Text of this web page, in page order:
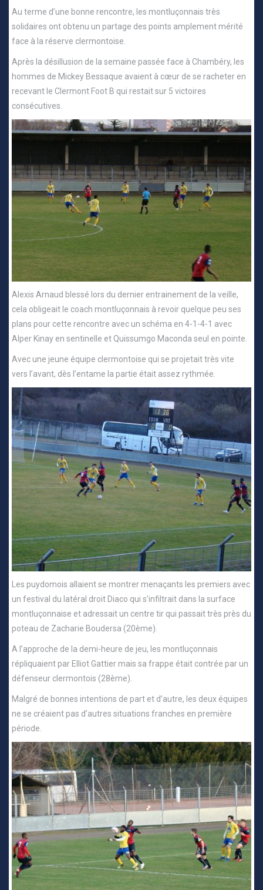
Au terme d’une bonne rencontre, les montluçonnais très
solidaires ont obtenu un partage des points amplement mérité
face à la réserve clermontoise.
Après la désillusion de la semaine passée face à Chambéry, les
hommes de Mickey Bessaque avaient à cœur de se racheter en
recevant le Clermont Foot B qui restait sur 5 victoires
consécutives.
Alexis Arnaud blessé lors du dernier entrainement de la veille,
cela obligeait le coach montluçonnais à revoir quelque peu ses
plans pour cette rencontre avec un schéma en 4-1-4-1 avec
Alper Kinay en sentinelle et Quissumgo Maconda seul en pointe.
Avec une jeune équipe clermontoise qui se projetait très vite
vers l’avant, dès l’entame la partie était assez rythmée.
Les puydomois allaient se montrer menaçants les premiers avec
un festival du latéral droit Diaco qui s’infiltrait dans la surface
montluçonnaise et adressait un centre tir qui passait très près du
poteau de Zacharie Boudersa (20ème).
A l’approche de la demi-heure de jeu, les montluçonnais
répliquaient par Elliot Gattier mais sa frappe était contrée par un
défenseur clermontois (28ème).
Malgré de bonnes intentions de part et d’autre, les deux équipes
ne se créaient pas d’autres situations franches en première
période.